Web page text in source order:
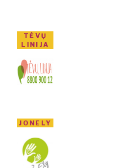
TĖVŲ
LINIJA
JONELY